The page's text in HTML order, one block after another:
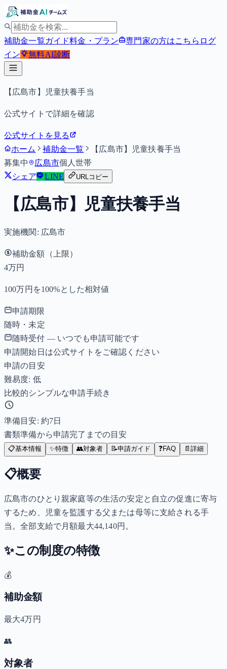
補助金一覧ガイド料金・プラン 専門家の方はこちら ログ
イン
無料AI診断
【広島市】児童扶養手当
公式サイトで詳細を確認
公式サイトを見る
ホーム
補助金一覧
【広島市】児童扶養手当
募集中
広島市個人世帯
シェア
LINE URLコピー
【広島市】児童扶養手当
実施機関: 広島市
補助金額（上限）
4万円
100万円を100%とした相対値
申請期限
随時・未定
随時受付 — いつでも申請可能です
申請開始日は公式サイトをご確認ください
申請の目安
難易度: 低
比較的シンプルな申請手続き
準備目安: 約7日
書類準備から申請完了までの目安
📋基本情報 ✨特徴 👥対象者 📝申請ガイド ❓FAQ 📄 詳細
📋概要
広島市のひとり親家庭等の生活の安定と自立の促進に寄与
するため、児童を監護する父または母等に支給される手
当。全部支給で月額最大44,140円。
✨この制度の特徴
💰
補助金額
最大4万円
👥
対象者